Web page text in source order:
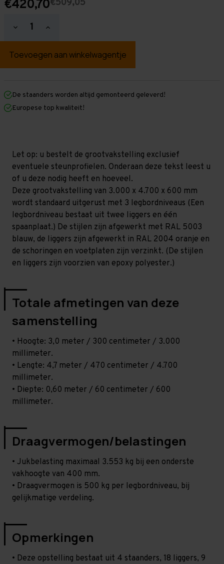
€420,70€509,05
Hoeveelheid
verlagen
Grootvakstelling
mm
mm
x
600
niveaus
(Liggerlengte
1.500
mm)
Hoeveelheid
verhogen
Grootvakstelling
mm
mm
600
niveaus
(Liggerlengte
1.500
mm)
De staanders worden altijd gemonteerd geleverd!
Europese top kwaliteit!
Let op: u bestelt de grootvakstelling exclusief
eventuele steunprofielen. Onderaan deze tekst leest u
of u deze nodig heeft en hoeveel.
Deze grootvakstelling van 3.000 x 4.700 x 600 mm
wordt standaard uitgerust met 3 legbordniveaus (Een
legbordniveau bestaat uit twee liggers en één
spaanplaat.) De stijlen zijn afgewerkt met RAL 5003
blauw, de liggers zijn afgewerkt in RAL 2004 oranje en
de schoringen en voetplaten zijn verzinkt. (De stijlen
en liggers zijn voorzien van epoxy polyester.)
Totale afmetingen van deze
samenstelling
• Hoogte: 3,0 meter / 300 centimeter / 3.000
millimeter.
• Lengte: 4,7 meter / 470 centimeter / 4.700
millimeter.
• Diepte: 0,60 meter / 60 centimeter / 600
millimeter.
Draagvermogen/belastingen
• Jukbelasting maximaal 3.553 kg bij een onderste
vakhoogte van 400 mm.
• Draagvermogen is 500 kg per legbordniveau, bij
gelijkmatige verdeling.
Opmerkingen
• Deze opstelling bestaat uit 4 staanders, 18 liggers, 9